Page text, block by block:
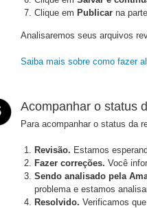
Clique em Publicar na
Analisaremos seus arquivos
Saiba mais sobre como fazer
Acompanhar o status
Para acompanhar o status da
Revisão. Estamos
Fazer correções. Você
Sendo analisado pela
problema e estamos
Resolvido. Verificamos